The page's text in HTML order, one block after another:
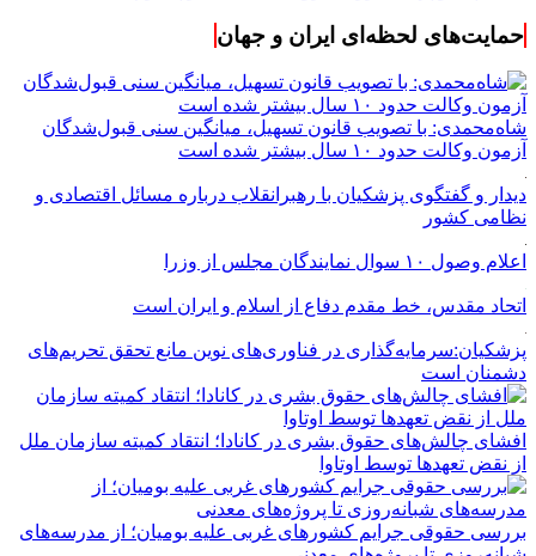
حمایت‌های لحظه‌ای ایران و جهان
شاه‌محمدی: با تصویب قانون تسهیل، میانگین سنی قبول‌شدگان
آزمون وکالت حدود ۱۰ سال بیشتر شده است
دیدار و گفتگوی پزشکیان با رهبرانقلاب درباره مسائل اقتصادی و
نظامی کشور
اعلام وصول ۱۰ سوال نمایندگان مجلس از وزرا
اتحاد مقدس، خط مقدم دفاع از اسلام و ایران است
پزشکیان:سرمایه‌گذاری در فناوری‌های نوین مانع تحقق تحریم‌های
دشمنان است
افشای چالش‌های حقوق بشری در کانادا؛ انتقاد کمیته سازمان ملل
از نقض تعهد‌ها توسط اوتاوا
بررسی حقوقی جرایم کشور‌های غربی علیه بومیان؛ از مدرسه‌های